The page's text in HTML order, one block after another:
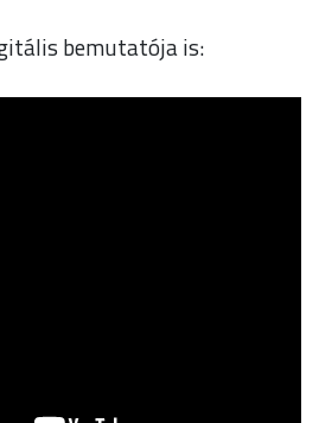
bemutatója is: